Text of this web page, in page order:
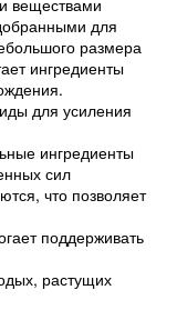
для
размера
ингредиенты
для усиления
ингредиенты
сил
что позволяет
поддерживать
растущих